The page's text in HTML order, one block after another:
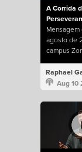
A Corrida
agosto de
campus
Aug 10